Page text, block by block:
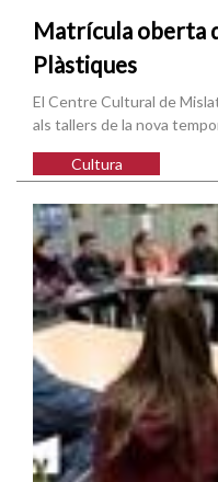
Matrícula oberta
Plàstiques
El Centre Cultural de
als tallers de la nova
Cultura